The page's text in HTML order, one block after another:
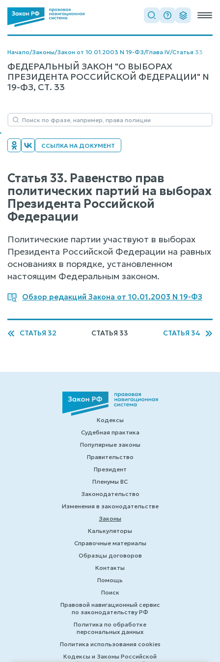
Начало/Законы/Закон от 10.01.2003 N 19-ФЗ/Глава IV/Статья 33
ФЕДЕРАЛЬНЫЙ ЗАКОН "О ВЫБОРАХ
ПРЕЗИДЕНТА РОССИЙСКОЙ ФЕДЕРАЦИИ" N
19-ФЗ, СТ. 33
ССЫЛКА НА ДОКУМЕНТ
Статья 33. Равенство прав
политических партий на выборах
Президента Российской
Федерации
Политические партии участвуют в выборах
Президента Российской Федерации на равных
основаниях в порядке, установленном
настоящим Федеральным законом.
Обзор редакций Закона от 10.01.2003 N 19-ФЗ
СТАТЬЯ 32 СТАТЬЯ 33 СТАТЬЯ 34
Кодексы
Судебная практика
Популярные законы
Правительство
Президент
Пленумы ВС
Законодательство
Изменения в законодательстве
Законы
Калькуляторы
Справочные материалы
Образцы договоров
Контакты
Помощь
Поиск
Правовой навигационный сервис
по законодательству РФ
Политика по обработке
персональных данных
Политика использования cookies
Кодексы и Законы Российской